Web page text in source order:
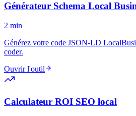
Générateur Schema Local
2 min
Générez votre code JSON-LD
coder.
Ouvrir l'outil
Calculateur ROI SEO local